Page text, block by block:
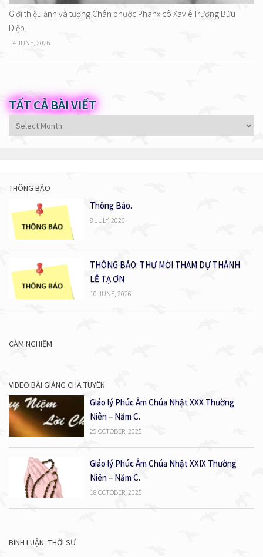
Giới thiệu ảnh và tượng Chân phước Phanxicô Xaviê Trương Bửu
Diệp.
14 JUNE, 2026
TẤT CẢ BÀI VIẾT
Tất
cả
viết
THÔNG BÁO
Thông Báo.
8 JULY, 2026
THÔNG BÁO: THƯ MỜI THAM DỰ THÁNH
LỄ TẠ ƠN
10 JUNE, 2026
CẢM NGHIỆM
VIDEO BÀI GIẢNG CHA TUYÊN
Giáo lý Phúc Âm Chúa Nhật XXX Thường
Niên – Năm C.
25 OCTOBER, 2025
Giáo lý Phúc Âm Chúa Nhật XXIX Thường
Niên – Năm C.
18 OCTOBER, 2025
BÌNH LUẬN- THỜI SỰ